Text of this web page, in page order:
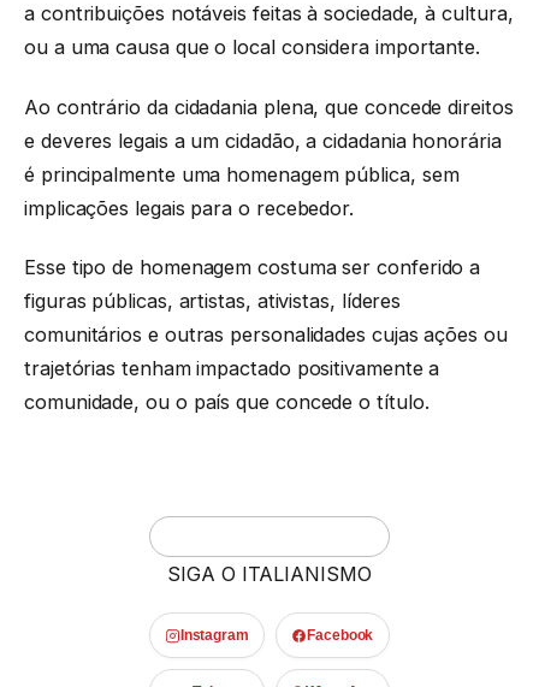
a contribuições notáveis feitas à sociedade, à cultura,
ou a uma causa que o local considera importante.
Ao contrário da cidadania plena, que concede direitos
e deveres legais a um cidadão, a cidadania honorária
é principalmente uma homenagem pública, sem
implicações legais para o recebedor.
Esse tipo de homenagem costuma ser conferido a
figuras públicas, artistas, ativistas, líderes
comunitários e outras personalidades cujas ações ou
trajetórias tenham impactado positivamente a
comunidade, ou o país que concede o título.
SIGA O ITALIANISMO
Instagram Facebook